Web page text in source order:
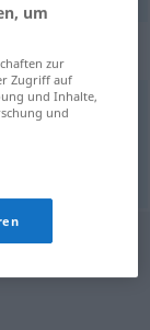
um
zur
Zugriff auf
und Inhalte,
und